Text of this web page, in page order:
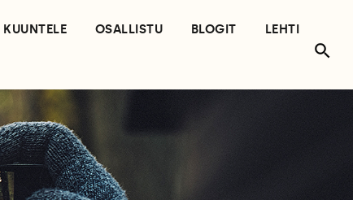
KUUNTELE OSALLISTU BLOGIT
LEHTI